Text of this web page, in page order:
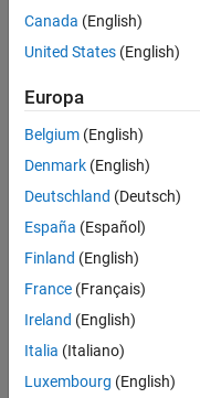
Ordenar por
Guardar
empleos
seleccionados
No se
han
traducido
todos
los
empleos.
Busque
por
ubicación
Canada (English)
United States (English)
Europa
Belgium (English)
Denmark (English)
Deutschland (Deutsch)
España (Español)
Finland (English)
France (Français)
Ireland (English)
Italia (Italiano)
Luxembourg (English)